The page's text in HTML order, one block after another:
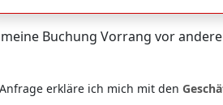
Buchung Vorrang vor
erkläre ich mich mit den